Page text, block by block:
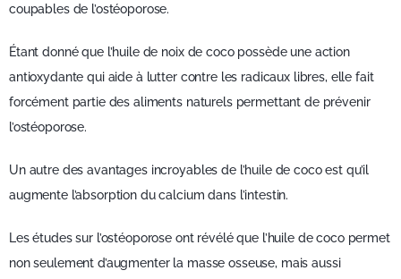
coupables de l’ostéoporose.
Étant donné que l’huile de noix de coco possède une action
antioxydante qui aide à lutter contre les radicaux libres, elle fait
forcément partie des aliments naturels permettant de prévenir
l’ostéoporose.
Un autre des avantages incroyables de l’huile de coco est qu’il
augmente l’absorption du calcium dans l’intestin.
Les études sur l’ostéoporose ont révélé que l’huile de coco permet
non seulement d’augmenter la masse osseuse, mais aussi